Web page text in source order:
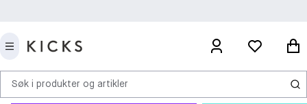
Søk i produkter og artikler